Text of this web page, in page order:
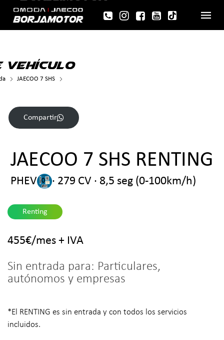
JAECOO 7 SHS
Compartir
JAECOO 7 SHS RENTING
PHEV · 279 CV · 8,5 seg (0-100km/h)
Renting
455€/mes + IVA
Sin entrada para: Particulares,
autónomos y empresas
*El RENTING es sin entrada y con todos los servicios
incluidos.